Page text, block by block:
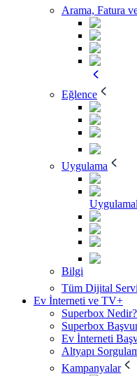
Arama, Fatura
Eğlence
Uygulama
Bilgi
Tüm Dijital
Ev İnterneti ve TV+
Superbox Nedir?
Superbox
Ev İnterneti
Altyapı
Kampanyalar